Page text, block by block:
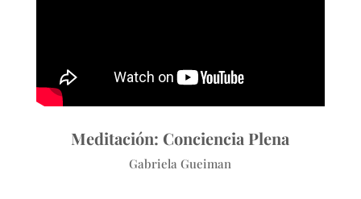
Meditación: Conciencia Plena
Gabriela Gueiman